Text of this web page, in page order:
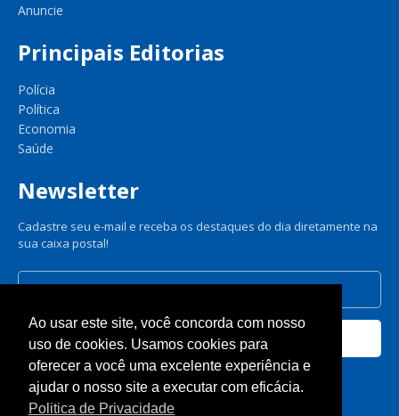
Anuncie
Principais Editorias
Polícia
Política
Economia
Saúde
Newsletter
Cadastre seu e-mail e receba os destaques do dia diretamente na
sua caixa postal!
Cadastrar
Nós respeitamos sua privacidade.
Ao usar este site, você concorda com nosso
uso de cookies. Usamos cookies para
oferecer a você uma excelente experiência e
ajudar o nosso site a executar com eficácia.
Politica de Privacidade